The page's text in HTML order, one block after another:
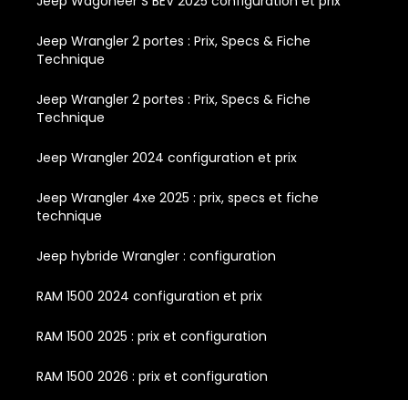
Jeep Wrangler 2 portes : Prix, Specs & Fiche
Technique
Jeep Wrangler 2 portes : Prix, Specs & Fiche
Technique
Jeep Wrangler 2024 configuration et prix
Jeep Wrangler 4xe 2025 : prix, specs et fiche
technique
Jeep hybride Wrangler : configuration
RAM 1500 2024 configuration et prix
RAM 1500 2025 : prix et configuration
RAM 1500 2026 : prix et configuration